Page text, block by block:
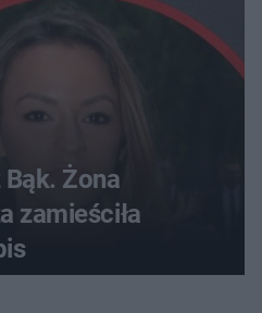
Żona
zamieściła